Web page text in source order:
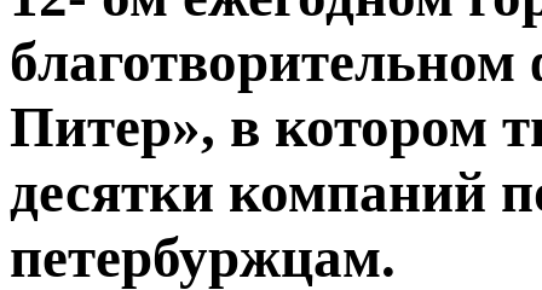
Питер», в котором
десятки компаний
петербуржцам.